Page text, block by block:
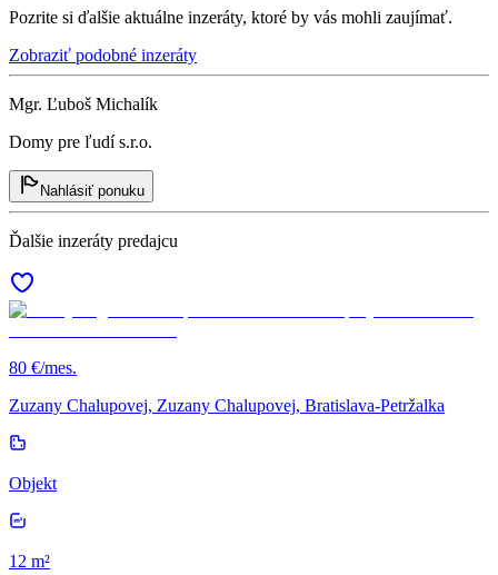
Pozrite si ďalšie aktuálne inzeráty, ktoré by vás mohli zaujímať.
Zobraziť podobné inzeráty
Mgr. Ľuboš Michalík
Domy pre ľudí s.r.o.
Nahlásiť ponuku
Ďalšie inzeráty predajcu
80 €/mes.
Zuzany Chalupovej, Zuzany Chalupovej, Bratislava-Petržalka
Objekt
12 m²